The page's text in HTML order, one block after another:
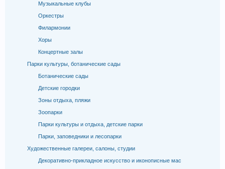
Музыкальные клубы
Оркестры
Филармонии
Хоры
Концертные залы
Парки культуры, ботанические сады
Ботанические сады
Детские городки
Зоны отдыха, пляжи
Зоопарки
Парки культуры и отдыха, детские парки
Парки, заповедники и лесопарки
Художественные галереи, салоны, студии
Декоративно-прикладное искусство и иконописные мас